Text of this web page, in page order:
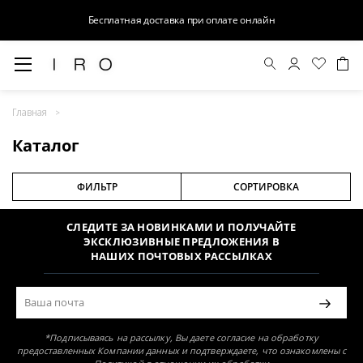
Бесплатная доставка при оплате онлайн
Главная
Каталог
ФИЛЬТР СОРТИРОВКА
Раздел не найден
СЛЕДИТЕ ЗА НОВИНКАМИ И ПОЛУЧАЙТЕ
ЭКСКЛЮЗИВНЫЕ ПРЕДЛОЖЕНИЯ В
НАШИХ ПОЧТОВЫХ РАССЫЛКАХ
*Подписываясь на рассылку, Вы даете согласие на обработку
предоставленных Компании данных и подтверждаете, что ознакомлены с